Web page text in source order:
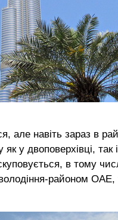
але навіть зараз в
у двоповерхівці,
в тому
районом ОАЕ,